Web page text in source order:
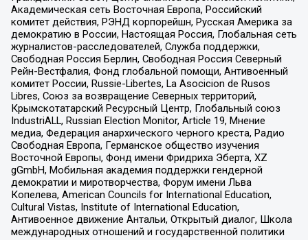
Академическая сеть Восточная Европа, Российский
комитет действия, РЭНД корпорейшн, Русская Америка за
демократию в России, Настоящая Россия, Глобальная сеть
журналистов-расследователей, Служба поддержки,
Свободная Россия Берлин, Свободная Россия Северный
Рейн-Вестфалия, Фонд глобальной помощи, Антивоенный
комитет России, Russie-Libertes, La Asocicion de Rusos
Libres, Союз за возвращение Северных территорий,
Крымскотатарский Ресурсный Центр, Глобальный союз
IndustriALL, Russian Election Monitor, Article 19, Мнение
медиа, Федерация анархического черного креста, Радио
Свободная Европа, Германское общество изучения
Восточной Европы, Фонд имени Фридриха Эберта, XZ
gGmbH, Мобильная академия поддержки гендерной
демократии и миротворчества, Форум имени Льва
Копелева, American Councils for International Education,
Cultural Vistas, Institute of International Education,
Антивоенное движение Антальи, Открытый диалог, Школа
международных отношений и государственной политики